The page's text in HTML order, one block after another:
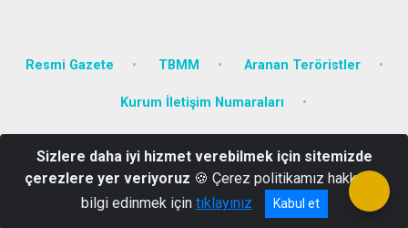
Resmi Gazete TBMM Aranan Teröristler
Kurum İletişim Numaraları
1. Etap TOKİ Konutları Hükümet Konağı Yüksekova/HAKKARİ
0 438 351 40 12
Sizlere daha iyi hizmet verebilmek için sitemizde
çerezlere yer veriyoruz 🍪 Çerez politikamız hakkında
bilgi edinmek için tıklayınız Kabul et